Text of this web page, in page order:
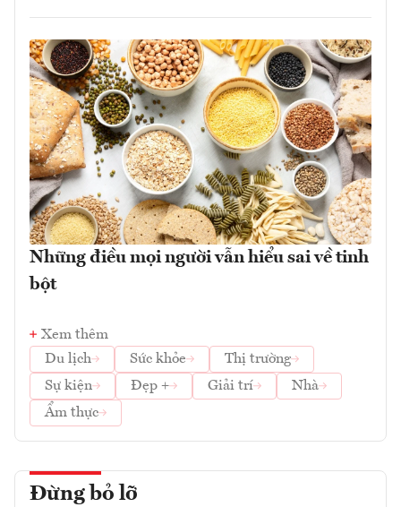
Những điều mọi người vẫn hiểu sai về tinh
bột
Xem thêm
Du lịch
Sức khỏe
Thị trường
Sự kiện
Đẹp + Giải trí
Nhà
Ẩm thực
Đừng bỏ lỡ